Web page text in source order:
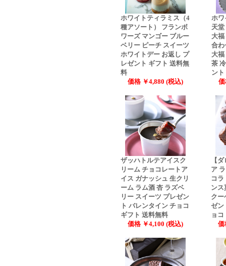
ホワイトティラミス（4
種アソート） フランボ
ワーズ マンゴー ブルー
ベリー ピーチ スイーツ
ホワイトデー お返し プ
レゼント ギフト 送料無
料
価格 ￥4,880 (税込)
ホワ
天
大福
合わ
大
茶
ント
価
ザッハトルテアイスク
リーム チョコレートア
イス ガナッシュ 生クリ
ーム ラム酒 杏 ラズベ
リー スイーツ プレゼン
ト バレンタイン チョコ
ギフト 送料無料
価格 ￥4,100 (税込)
【
ア
コラ
ンス
クー
ゼン
ョ
価